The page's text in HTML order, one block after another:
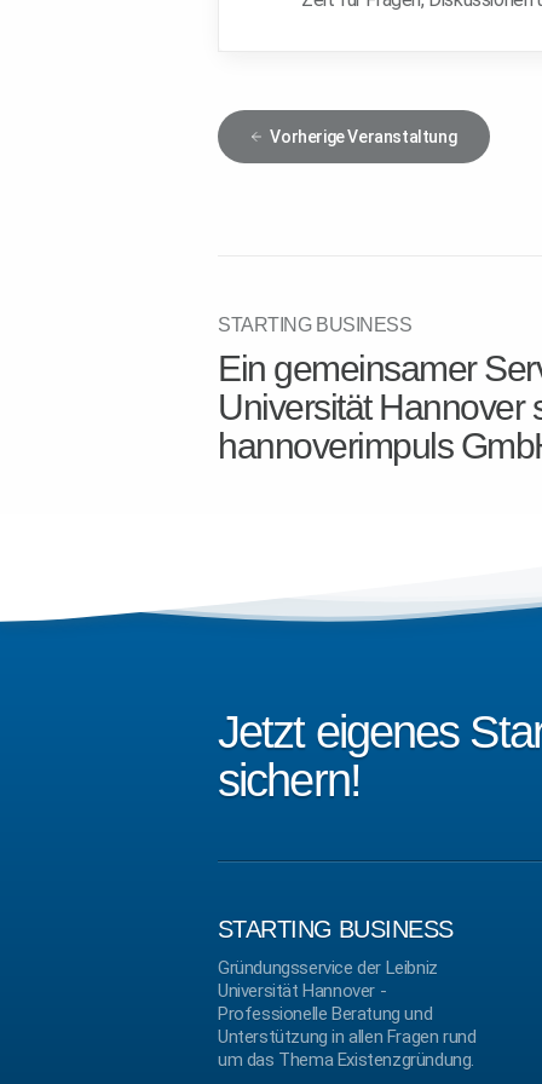
VorherigeVeranstaltung
STARTING BUSINESS
Ein gemeinsamer
Universität Hannover
hannoverimpuls
Jetzt eigenes
sichern!
STARTING BUSINESS
Gründungsservice der Leibniz
Universität Hannover -
Professionelle Beratung und
Unterstützung in allen Fragen rund
um das Thema Existenzgründung.